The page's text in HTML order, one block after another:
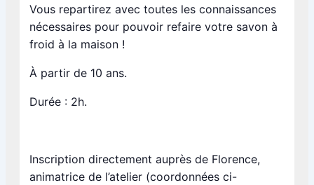
Vous repartirez avec toutes les connaissances
nécessaires pour pouvoir refaire votre savon à
froid à la maison !
À partir de 10 ans.
Durée : 2h.
Inscription directement auprès de Florence,
animatrice de l’atelier (coordonnées ci-